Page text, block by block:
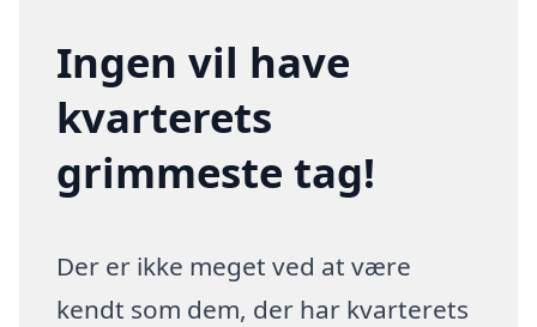
Ingen vil have
kvarterets
grimmeste tag!
Der er ikke meget ved at være
kendt som dem, der har kvarterets